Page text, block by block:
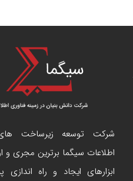
شرکت توسعه زیرساخت
اطلاعات سیگما برترین مجری و
ابزارهای ایجاد و راه اندازی